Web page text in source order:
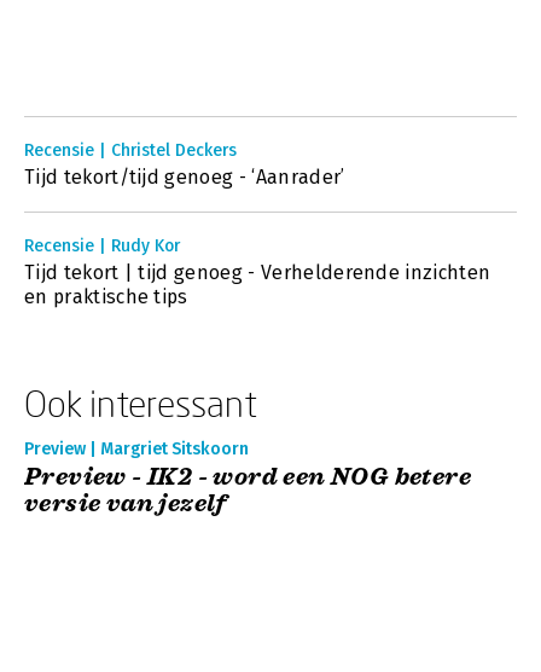
Recensie | Christel Deckers
Tijd tekort/tijd genoeg - ‘Aanrader’
Recensie | Rudy Kor
Tijd tekort | tijd genoeg - Verhelderende inzichten
en praktische tips
Ook interessant
Preview | Margriet Sitskoorn
Preview - IK2 - word een NOG betere
versie van jezelf